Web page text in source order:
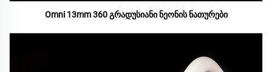
Omni 13mm 360 გრადუსიანი ნეონის ნათურები